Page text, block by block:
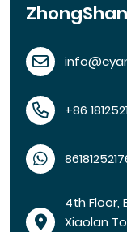
+86
4th Floor,
Xiaolan